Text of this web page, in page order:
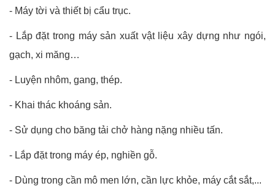
- Máy tời và thiết bị cẩu trục.
- Lắp đặt trong máy sản xuất vật liệu xây dựng như ngói,
gạch, xi măng…
- Luyện nhôm, gang, thép.
- Khai thác khoáng sản.
- Sử dụng cho băng tải chở hàng nặng nhiều tấn.
- Lắp đặt trong máy ép, nghiền gỗ.
- Dùng trong cần mô men lớn, cần lực khỏe, máy cắt sắt,...